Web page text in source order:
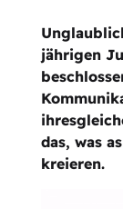
jährigen
das, was
kreieren.